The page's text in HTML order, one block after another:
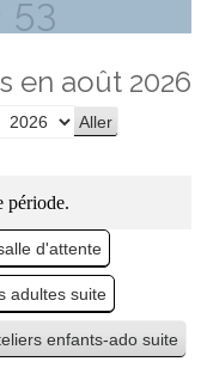
53
en août 2026
période.
d'attente
adultes suite
enfants-ado suite